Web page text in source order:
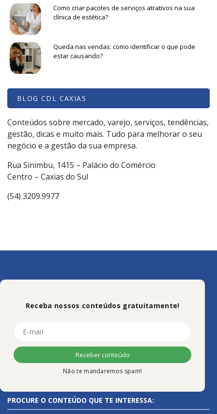
Como criar pacotes de serviços atrativos na sua
clínica de estética?
Queda nas vendas: como identificar o que pode
estar causando?
BLOG CDL CAXIAS
Conteúdos sobre mercado, varejo, serviços, tendências,
gestão, dicas e muito mais. Tudo para melhorar o seu
negócio e a gestão da sua empresa.
Rua Sinimbu, 1415 – Palácio do Comércio
Centro – Caxias do Sul
(54) 3209.9977
Receba nossos conteúdos gratuitamente!
Não te mandaremos spam!
PROCURE O CONTEÚDO QUE TE INTERESSA: